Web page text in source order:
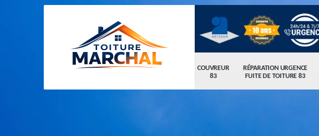
COUVREUR
83
RÉPARATION URGENCE
FUITE DE TOITURE 83